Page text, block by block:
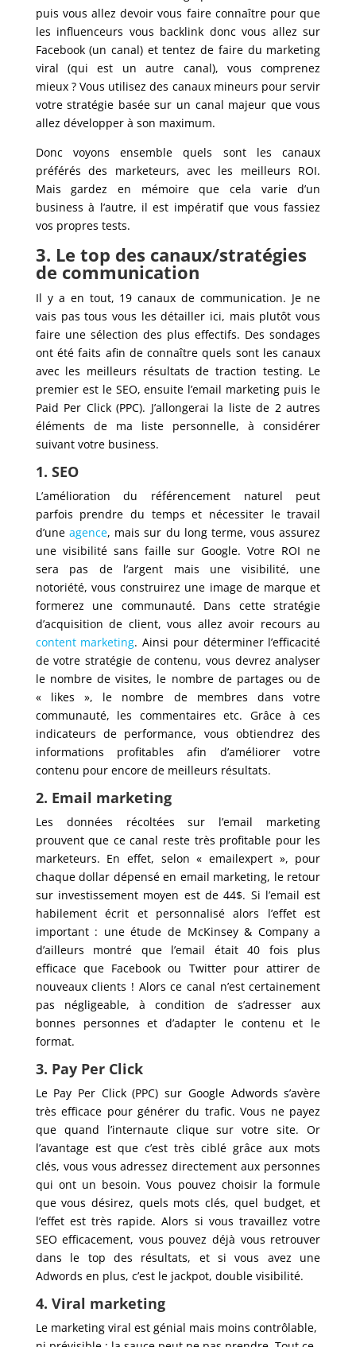
puis vous allez devoir vous faire connaître pour que
les influenceurs vous backlink donc vous allez sur
Facebook (un canal) et tentez de faire du marketing
viral (qui est un autre canal), vous comprenez
mieux ? Vous utilisez des canaux mineurs pour servir
votre stratégie basée sur un canal majeur que vous
allez développer à son maximum.
Donc voyons ensemble quels sont les canaux
préférés des marketeurs, avec les meilleurs ROI.
Mais gardez en mémoire que cela varie d’un
business à l’autre, il est impératif que vous fassiez
vos propres tests.
3. Le top des canaux/stratégies
de communication
Il y a en tout, 19 canaux de communication. Je ne
vais pas tous vous les détailler ici, mais plutôt vous
faire une sélection des plus effectifs. Des sondages
ont été faits afin de connaître quels sont les canaux
avec les meilleurs résultats de traction testing. Le
premier est le SEO, ensuite l’email marketing puis le
Paid Per Click (PPC). J’allongerai la liste de 2 autres
éléments de ma liste personnelle, à considérer
suivant votre business.
1. SEO
L’amélioration du référencement naturel peut
parfois prendre du temps et nécessiter le travail
d’une agence, mais sur du long terme, vous assurez
une visibilité sans faille sur Google. Votre ROI ne
sera pas de l’argent mais une visibilité, une
notoriété, vous construirez une image de marque et
formerez une communauté. Dans cette stratégie
d’acquisition de client, vous allez avoir recours au
content marketing. Ainsi pour déterminer l’efficacité
de votre stratégie de contenu, vous devrez analyser
le nombre de visites, le nombre de partages ou de
« likes », le nombre de membres dans votre
communauté, les commentaires etc. Grâce à ces
indicateurs de performance, vous obtiendrez des
informations profitables afin d’améliorer votre
contenu pour encore de meilleurs résultats.
2. Email marketing
Les données récoltées sur l’email marketing
prouvent que ce canal reste très profitable pour les
marketeurs. En effet, selon « emailexpert », pour
chaque dollar dépensé en email marketing, le retour
sur investissement moyen est de 44$. Si l’email est
habilement écrit et personnalisé alors l’effet est
important : une étude de McKinsey & Company a
d’ailleurs montré que l’email était 40 fois plus
efficace que Facebook ou Twitter pour attirer de
nouveaux clients ! Alors ce canal n’est certainement
pas négligeable, à condition de s’adresser aux
bonnes personnes et d’adapter le contenu et le
format.
3. Pay Per Click
Le Pay Per Click (PPC) sur Google Adwords s’avère
très efficace pour générer du trafic. Vous ne payez
que quand l’internaute clique sur votre site. Or
l’avantage est que c’est très ciblé grâce aux mots
clés, vous vous adressez directement aux personnes
qui ont un besoin. Vous pouvez choisir la formule
que vous désirez, quels mots clés, quel budget, et
l’effet est très rapide. Alors si vous travaillez votre
SEO efficacement, vous pouvez déjà vous retrouver
dans le top des résultats, et si vous avez une
Adwords en plus, c’est le jackpot, double visibilité.
4. Viral marketing
Le marketing viral est génial mais moins contrôlable,